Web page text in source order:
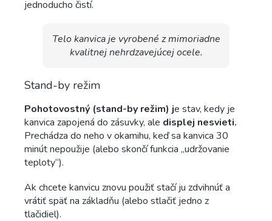
jednoducho čistí.
Telo kanvica je vyrobené z mimoriadne
kvalitnej nehrdzavejúcej ocele.
Stand-by režim
Pohotovostný (stand-by režim) je stav, kedy je
kanvica zapojená do zásuvky, ale displej nesvieti.
Prechádza do neho v okamihu, keď sa kanvica 30
minút nepoužije (alebo skončí funkcia „udržovanie
teploty“).
Ak chcete kanvicu znovu použiť stačí ju zdvihnúť a
vrátiť späť na základňu (alebo stlačiť jedno z
tlačidiel).